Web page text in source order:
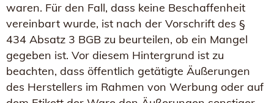
waren. Für den Fall, dass keine Beschaffenheit
vereinbart wurde, ist nach der Vorschrift des §
434 Absatz 3 BGB zu beurteilen, ob ein Mangel
gegeben ist. Vor diesem Hintergrund ist zu
beachten, dass öffentlich getätigte Äußerungen
des Herstellers im Rahmen von Werbung oder auf